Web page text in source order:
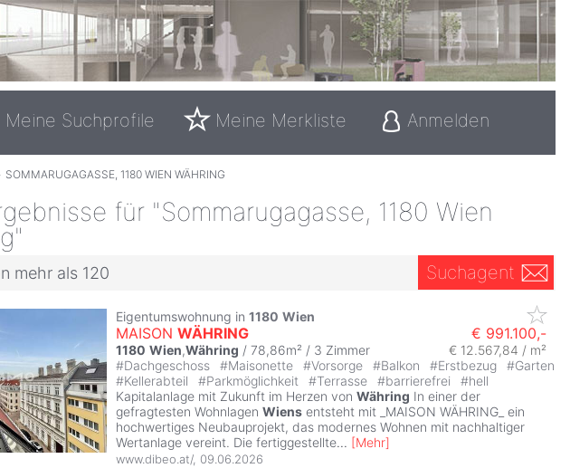
Meine Suchprofile Meine Merkliste Anmelden
SOMMARUGAGASSE, 1180 WIEN WÄHRING
für "Sommarugagasse, 1180 Wien
mehr als 120 Suchagent
Eigentumswohnung in 1180 Wien
MAISON WÄHRING € 991.100,-
1180 Wien,Währing / 78,86m² / 3 Zimmer
€ 12.567,84 / m²
#Dachgeschoss #Maisonette #Vorsorge #Balkon #Erstbezug #Garten
#Kellerabteil #Parkmöglichkeit #Terrasse #barrierefrei #hell
Kapitalanlage mit Zukunft im Herzen von Währing In einer der
gefragtesten Wohnlagen Wiens entsteht mit _MAISON WÄHRING_ ein
hochwertiges Neubauprojekt, das modernes Wohnen mit nachhaltiger
Wertanlage vereint. Die fertiggestellte... [Mehr]
www.dibeo.at/, 09.06.2026